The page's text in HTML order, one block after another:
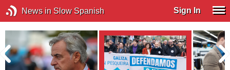
News in Slow Spanish Sign In